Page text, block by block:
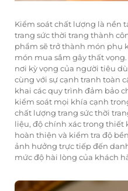
Kiểm soát chất lượng là nền
trang sức thời trang thành
phẩm sẽ trở thành món phụ
món mua sắm gây thất
nơi kỳ vọng của người tiêu
cùng với sự cạnh tranh toàn
khai các quy trình đảm bảo
kiểm soát mọi khía cạnh
chất lượng trang sức thời
liệu, độ chính xác trong thiết
hoàn thiện và kiểm tra độ
ảnh hưởng trực tiếp đến
mức độ hài lòng của khách